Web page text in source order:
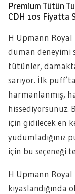
Premium Tütün
CDH 10s Fiyatta
H Upmann
duman deneyimi
tütünler,
sarıyor. İlk
harmanlanmış,
hissediyorsunuz.
için gidilecek en
yudumladığınız
için bu seçeneği
H Upmann Royal